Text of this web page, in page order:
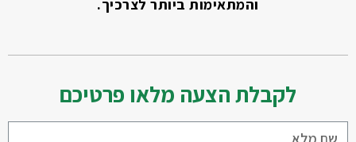
והמתאימות ביותר לצרכיך.
לקבלת הצעה מלאו פרטיכם